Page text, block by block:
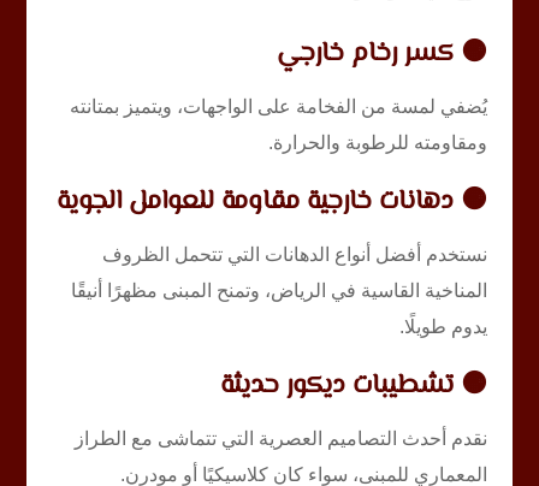
🟠 كسر رخام خارجي
يُضفي لمسة من الفخامة على الواجهات، ويتميز بمتانته
ومقاومته للرطوبة والحرارة.
🟠 دهانات خارجية مقاومة للعوامل الجوية
نستخدم أفضل أنواع الدهانات التي تتحمل الظروف
المناخية القاسية في الرياض، وتمنح المبنى مظهرًا أنيقًا
يدوم طويلًا.
🟠 تشطيبات ديكور حديثة
نقدم أحدث التصاميم العصرية التي تتماشى مع الطراز
المعماري للمبنى، سواء كان كلاسيكيًا أو مودرن.